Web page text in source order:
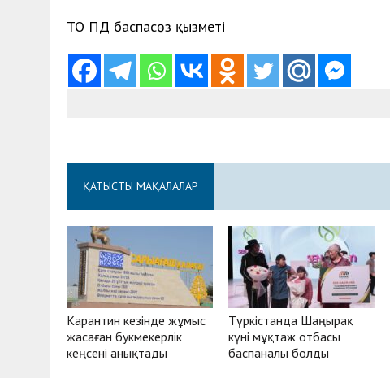
ТО ПД баспасөз қызметі
ҚАТЫСТЫ МАҚАЛАЛАР
Карантин кезінде жұмыс
жасаған букмекерлік
кеңсені анықтады
Түркістанда Шаңырақ
күні мұқтаж отбасы
баспаналы болды